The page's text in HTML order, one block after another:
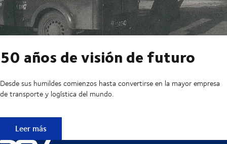
50 años de visión de futuro
Desde sus humildes comienzos hasta convertirse en la mayor empresa
de transporte y logística del mundo.
50 años de visión de futuro
Leer más